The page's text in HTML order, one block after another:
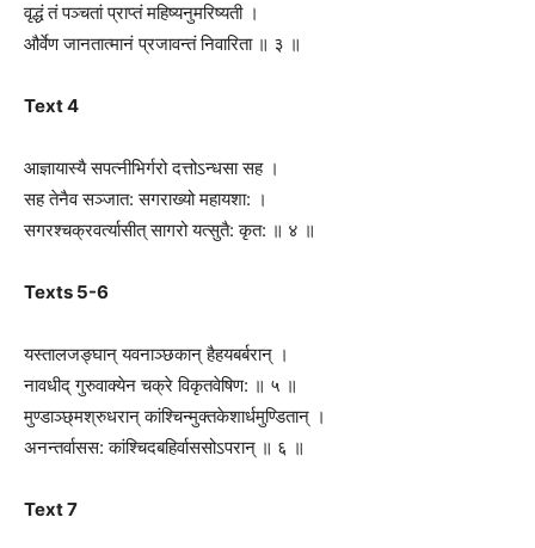
वृद्धं तं पञ्चतां प्राप्तं महिष्यनुमरिष्यती ।
और्वेण जानतात्मानं प्रजावन्तं निवारिता ॥ ३ ॥
Text 4
आज्ञायास्यै सपत्नीभिर्गरो दत्तोऽन्धसा सह ।
सह तेनैव सञ्जात: सगराख्यो महायशा: ।
सगरश्चक्रवर्त्यासीत् सागरो यत्सुतै: कृत: ॥ ४ ॥
Texts 5-6
यस्तालजङ्घान् यवनाञ्छकान् हैहयबर्बरान् ।
नावधीद् गुरुवाक्येन चक्रे विकृतवेषिण: ॥ ५ ॥
मुण्डाञ्छ्मश्रुधरान् कांश्चिन्मुक्तकेशार्धमुण्डितान् ।
अनन्तर्वासस: कांश्चिदबहिर्वाससोऽपरान् ॥ ६ ॥
Text 7